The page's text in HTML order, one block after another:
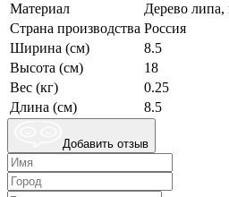
Материал
Дерево липа,
Страна производства Россия
Ширина (см)
8.5
Высота (см)
18
Вес (кг)
0.25
Длина (см)
8.5
Добавить отзыв